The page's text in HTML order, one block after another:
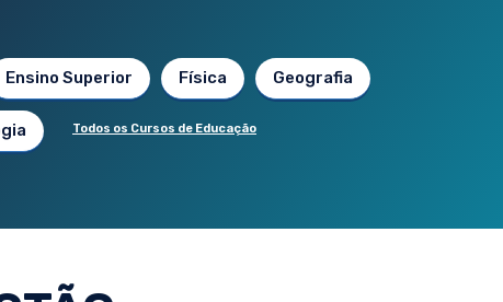
Ensino Superior Física Geografia
Todos os Cursos de Educação